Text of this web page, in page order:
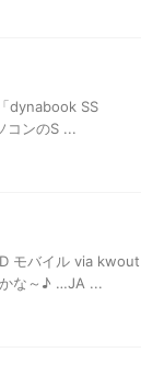
dynabook SS
コンのS ...
モバイル via kwout
かな～♪ …JA ...